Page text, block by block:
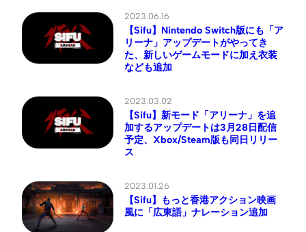
2023.06.16
【Sifu】Nintendo Switch版にも「ア
リーナ」アップデートがやってき
た、新しいゲームモードに加え衣装
なども追加
2023.03.02
【Sifu】新モード「アリーナ」を追
加するアップデートは3月28日配信
予定、Xbox/Steam版も同日リリー
ス
2023.01.26
【Sifu】もっと香港アクション映画
風に「広東語」ナレーション追加